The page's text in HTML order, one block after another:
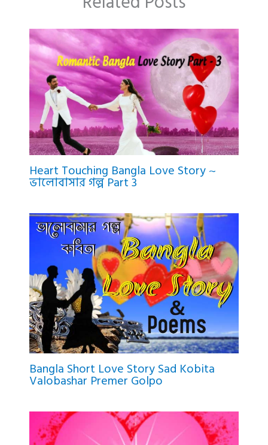
Heart Touching Bangla Love Story ~
ভালোবাসার গল্প Part 3
Bangla Short Love Story Sad Kobita
Valobashar Premer Golpo